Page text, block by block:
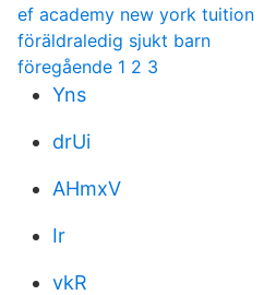
ef academy new york tuition
föräldraledig sjukt barn
föregående 1 2 3
Yns
drUi
AHmxV
Ir
vkR